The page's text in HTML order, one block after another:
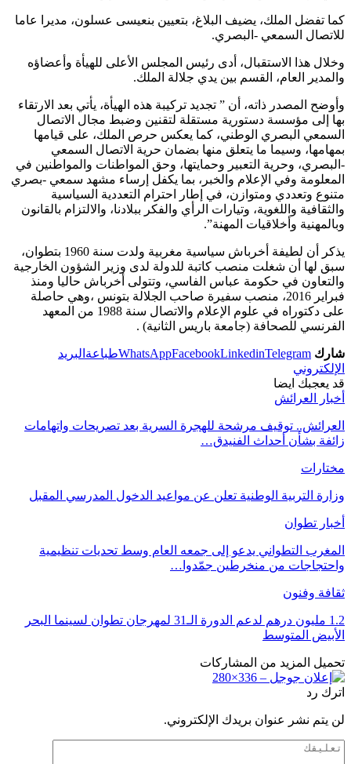
كما تفضل الملك، يضيف البلاغ، بتعيين بنعيسى عسلون، مديرا عاما
للاتصال السمعي -البصري.
وخلال هذا الاستقبال، أدى رئيس المجلس الأعلى للهيأة وأعضاؤه
والمدير العام، القسم بين يدي جلالة الملك.
وأوضح المصدر ذاته، أن ” تجديد تركيبة هذه الهيأة، يأتي بعد الارتقاء
بها إلى مؤسسة دستورية مستقلة لتقنين وضبط مجال الاتصال
السمعي البصري الوطني، كما يعكس حرص الملك، على قيامها
بمهامها، وسيما ما يتعلق منها بضمان حرية الاتصال السمعي
-البصري، وحرية التعبير وحمايتها، وحق المواطنات والمواطنين في
المعلومة وفي الإعلام والخبر، بما يكفل إرساء مشهد سمعي -بصري
متنوع وتعددي ومتوازن، في إطار احترام التعددية السياسية
والثقافية واللغوية، وتيارات الرأي والفكر ببلادنا، والالتزام بالقانون
وبالمهنية وأخلاقيات المهنة”.
يذكر أن لطيفة أخرباش سياسية مغربية ولدت سنة 1960 بتطوان،
سبق لها أن شغلت منصب كاتبة للدولة لدى وزير الشؤون الخارجية
والتعاون في حكومة عباس الفاسي، وتتولى أخرباش حاليا ومنذ
فبراير 2016، منصب سفيرة صاحب الجلالة بتونس ،وهي حاصلة
على دكتوراه في علوم الإعلام والاتصال سنة 1988 من المعهد
الفرنسي للصحافة (جامعة باريس الثانية) .
شارك WhatsAppFacebookLinkedinTelegram طباعة البريد
الإلكتروني
قد يعجبك ايضا
أخبار العرائش
العرائش.. توقيف مرشحة للهجرة السرية بعد تصريحات واتهامات
زائفة بشأن أحداث الفنيدق…
مختارات
وزارة التربية الوطنية تعلن عن مواعيد الدخول المدرسي المقبل
أخبار تطوان
المغرب التطواني يدعو إلى جمعه العام وسط تحديات تنظيمية
واحتجاجات من منخرطين جمّدوا…
ثقافة وفنون
1.2 مليون درهم لدعم الدورة الـ31 لمهرجان تطوان لسينما البحر
الأبيض المتوسط
تحميل المزيد من المشاركات
اترك رد
لن يتم نشر عنوان بريدك الإلكتروني.